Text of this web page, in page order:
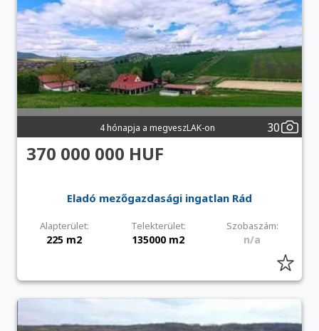
4 hónapja a megveszLAK-on 30
370 000 000 HUF
Eladó mezőgazdasági ingatlan Rád
Alapterület: Telekterület: Szobaszám:
225 m2 135000 m2 n/a